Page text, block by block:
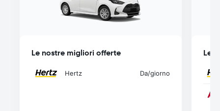
Le nostre migliori offerte
Hertz Da/giorno
Le